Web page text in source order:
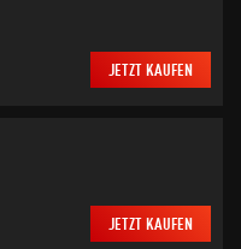
JETZT KAUFEN
JETZT KAUFEN